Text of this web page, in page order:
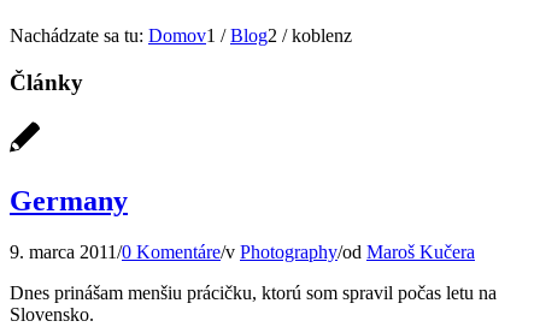
Nachádzate sa tu: Domov1 / Blog2 / koblenz
Články
Germany
9. marca 2011/0 Komentáre/v Photography/od Maroš Kučera
Dnes prinášam menšiu prácičku, ktorú som spravil počas letu na
Slovensko.